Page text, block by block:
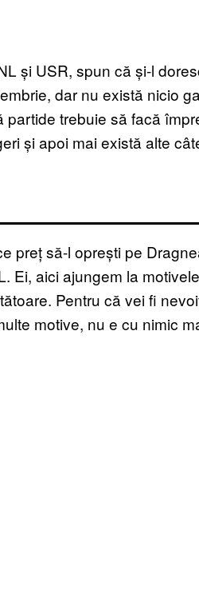
și USR, spun că și-l
dar nu există nicio
trebuie să facă
și apoi mai există alte
preț să-l oprești pe
Ei, aici ajungem la
Pentru că vei fi
motive, nu e cu nimic